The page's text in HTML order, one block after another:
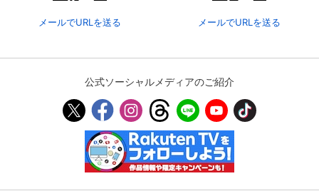
メールでURLを送る メールでURLを送る
公式ソーシャルメディアのご紹介